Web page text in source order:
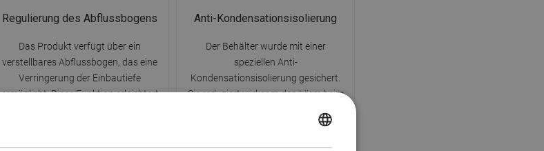
Regulierung des Abflussbogens
Das Produkt verfügt über ein
verstellbares Abflussbogen, das eine
Verringerung der Einbautiefe
ermöglicht. Diese Funktion erleichtert
Anti-Kondensationsisolierung
Der Behälter wurde mit einer
speziellen Anti-
Kondensationsisolierung gesichert.
Sie reduziert wirksam den Lärm beim
Die Isolierung ermöglicht es, die